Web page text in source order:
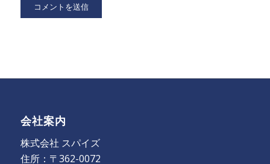
会社案内
株式会社 スパイズ
住所：〒362-0072